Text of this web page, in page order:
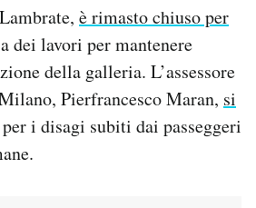
è rimasto chiuso per
dei lavori per mantenere
della galleria. L’assessore
Pierfrancesco Maran, si
per i disagi subiti dai passeggeri